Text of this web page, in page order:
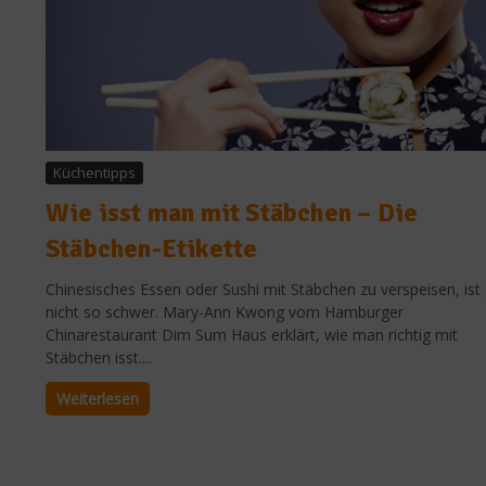
Küchentipps
Wie isst man mit Stäbchen – Die
Stäbchen-Etikette
Chinesisches Essen oder Sushi mit Stäbchen zu verspeisen, ist
nicht so schwer. Mary-Ann Kwong vom Hamburger
Chinarestaurant Dim Sum Haus erklärt, wie man richtig mit
Stäbchen isst....
Weiterlesen